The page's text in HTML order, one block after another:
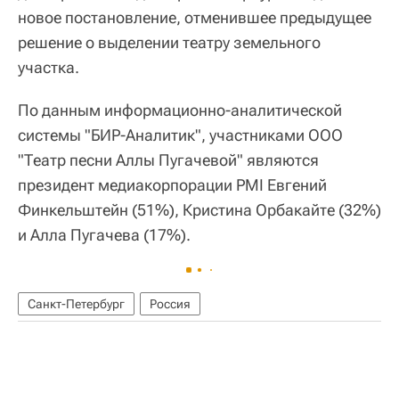
новое постановление, отменившее предыдущее
решение о выделении театру земельного
участка.
По данным информационно-аналитической
системы "БИР-Аналитик", участниками ООО
"Театр песни Аллы Пугачевой" являются
президент медиакорпорации PMI Евгений
Финкельштейн (51%), Кристина Орбакайте (32%)
и Алла Пугачева (17%).
Санкт-Петербург Россия